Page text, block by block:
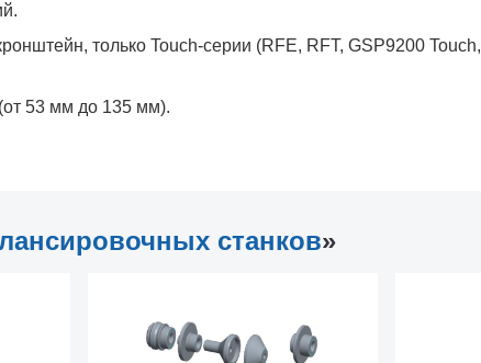
только Touch-серии (RFE, RFT, GSP9200 Touch,
53 мм до 135 мм).
станков»